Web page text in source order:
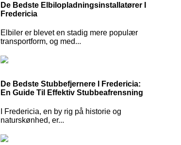
De Bedste Elbilopladningsinstallatører I
Fredericia
Elbiler er blevet en stadig mere populær
transportform, og med...
De Bedste Stubbefjernere I Fredericia:
En Guide Til Effektiv Stubbeafrensning
I Fredericia, en by rig på historie og
naturskønhed, er...